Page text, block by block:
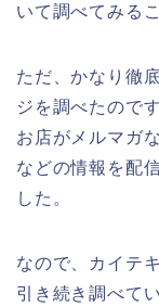
いて調べてみる
ただ、かなり徹
ジを調べたので
お店がメルマガ
などの情報を配
した。
なので、カイテ
引き続き調べて